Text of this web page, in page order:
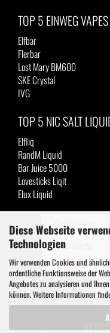
Diese Webseite
Technologien
Wir verwenden Cookies und
ordentliche Funktionsweise der
Angebotes zu analysieren und
können. Weitere Informationen
TOP 5 EINWEG VAPES
Elfbar
Flerbar
Lost Mary BM600
SKE Crystal
IVG
TOP 5 NIC SALT
Elfliq
RandM Liquid
Bar Juice 5000
Lovesticks Liqit
Elux Liquid